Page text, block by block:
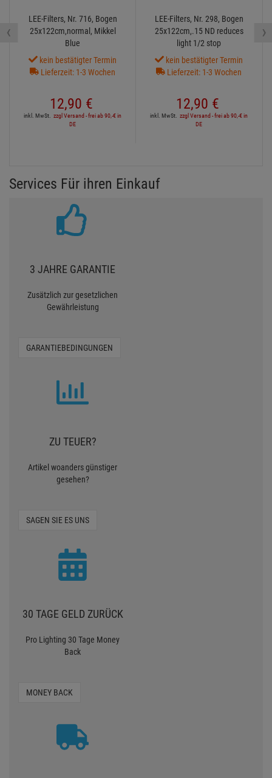
LEE-Filters, Nr. 716, Bogen
25x122cm,normal, Mikkel
Blue
kein bestätigter Termin
Lieferzeit: 1-3 Wochen
12,90 €
inkl. MwSt. zzgl Versand - frei ab 90,-€ in
DE
LEE-Filters, Nr. 298, Bogen
25x122cm,.15 ND reduces
light 1/2 stop
kein bestätigter Termin
Lieferzeit: 1-3 Wochen
12,90 €
inkl. MwSt. zzgl Versand - frei ab 90,-€ in
DE
‹ ›
Services Für ihren Einkauf
3 JAHRE GARANTIE
Zusätzlich zur gesetzlichen
Gewährleistung
GARANTIEBEDINGUNGEN
ZU TEUER?
Artikel woanders günstiger
gesehen?
SAGEN SIE ES UNS
30 TAGE GELD ZURÜCK
Pro Lighting 30 Tage Money
Back
MONEY BACK